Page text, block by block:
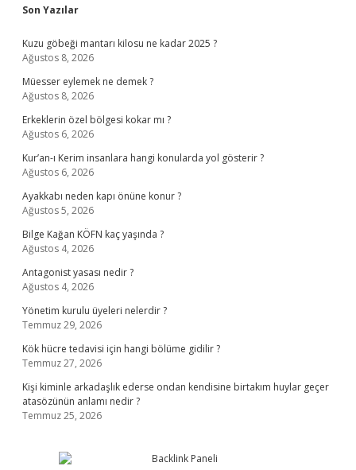
Sidebar
Son Yazılar
Kuzu göbeği mantarı kilosu ne kadar 2025 ?
Ağustos 8, 2026
Müesser eylemek ne demek ?
Ağustos 8, 2026
Erkeklerin özel bölgesi kokar mı ?
Ağustos 6, 2026
Kur’an-ı Kerim insanlara hangi konularda yol gösterir ?
Ağustos 6, 2026
Ayakkabı neden kapı önüne konur ?
Ağustos 5, 2026
Bilge Kağan KÖFN kaç yaşında ?
Ağustos 4, 2026
Antagonist yasası nedir ?
Ağustos 4, 2026
Yönetim kurulu üyeleri nelerdir ?
Temmuz 29, 2026
Kök hücre tedavisi için hangi bölüme gidilir ?
Temmuz 27, 2026
Kişi kiminle arkadaşlık ederse ondan kendisine birtakım huylar geçer
atasözünün anlamı nedir ?
Temmuz 25, 2026